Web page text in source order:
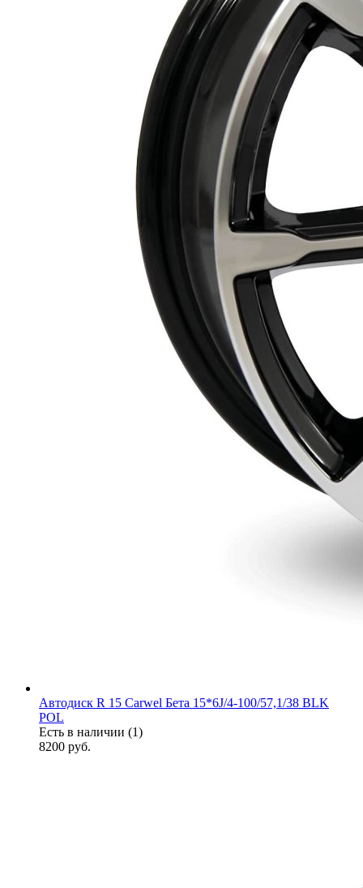
Автодиск R 15 Carwel Бета 15*6J/4-100/57,1/38 BLK
POL
Есть в наличии (1)
8200 руб.